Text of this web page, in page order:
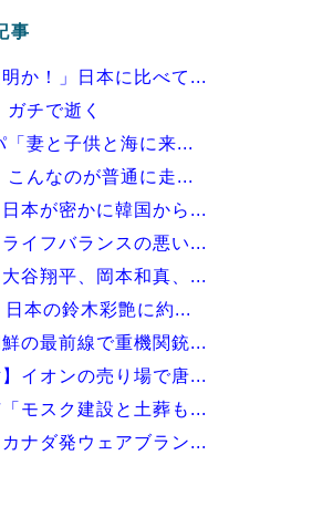
相互RSS
事
か！」日本に比べて...
ガチで逝く
「妻と子供と海に来...
こんなのが普通に走...
本が密かに韓国から...
イフバランスの悪い...
大谷翔平、岡本和真、...
本の鈴木彩艶に約...
の最前線で重機関銃...
】イオンの売り場で唐...
「モスク建設と土葬も...
カナダ発ウェアブラン...